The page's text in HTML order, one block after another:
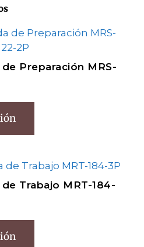
Preparación MRS-
Trabajo MRT-184-